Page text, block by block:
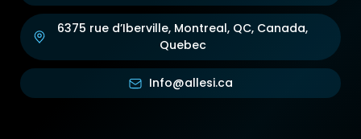
6375 rue d’Iberville, Montreal, QC, Canada,
Quebec
Info@allesi.ca